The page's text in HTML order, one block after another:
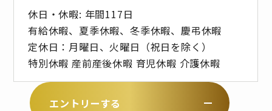
休日・休暇: 年間117日
有給休暇、夏季休暇、冬季休暇、慶弔休暇
定休日：月曜日、火曜日（祝日を除く）
特別休暇 産前産後休暇 育児休暇 介護休暇
エントリーする